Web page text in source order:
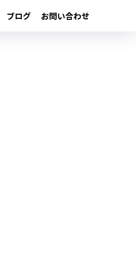
ブログ お問い合わせ